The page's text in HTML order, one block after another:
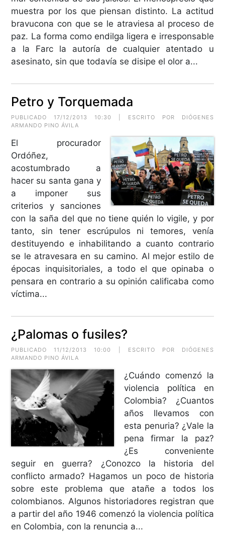
muestra por los que piensan distinto. La actitud
bravucona con que se le atraviesa al proceso de
paz. La forma como endilga ligera e irresponsable
a la Farc la autoría de cualquier atentado u
asesinato, sin que todavía se disipe el olor a...
Petro y Torquemada
PUBLICADO 17/12/2013 10:30 | ESCRITO POR DIÓGENES
ARMANDO PINO ÁVILA
El procurador
Ordóñez,
acostumbrado a
hacer su santa gana y
a imponer sus
criterios y sanciones
con la saña del que no tiene quién lo vigile, y por
tanto, sin tener escrúpulos ni temores, venía
destituyendo e inhabilitando a cuanto contrario
se le atravesara en su camino. Al mejor estilo de
épocas inquisitoriales, a todo el que opinaba o
pensara en contrario a su opinión calificaba como
víctima...
¿Palomas o fusiles?
PUBLICADO 11/12/2013 10:00 | ESCRITO POR DIÓGENES
ARMANDO PINO ÁVILA
¿Cuándo comenzó la
violencia política en
Colombia? ¿Cuantos
años llevamos con
esta penuria? ¿Vale la
pena firmar la paz?
¿Es conveniente
seguir en guerra? ¿Conozco la historia del
conflicto armado? Hagamos un poco de historia
sobre este problema que atañe a todos los
colombianos. Algunos historiadores registran que
a partir del año 1946 comenzó la violencia política
en Colombia, con la renuncia a...